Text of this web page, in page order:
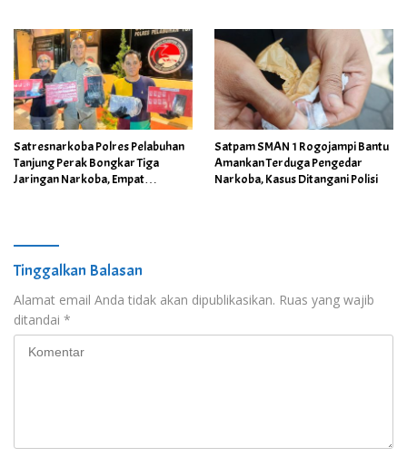
Satresnarkoba Polres Pelabuhan
Tanjung Perak Bongkar Tiga
Jaringan Narkoba, Empat
Satpam SMAN 1 Rogojampi Bantu
Amankan Terduga Pengedar
Narkoba, Kasus Ditangani Polisi
Tinggalkan Balasan
Alamat email Anda tidak akan dipublikasikan. Ruas yang wajib
ditandai *